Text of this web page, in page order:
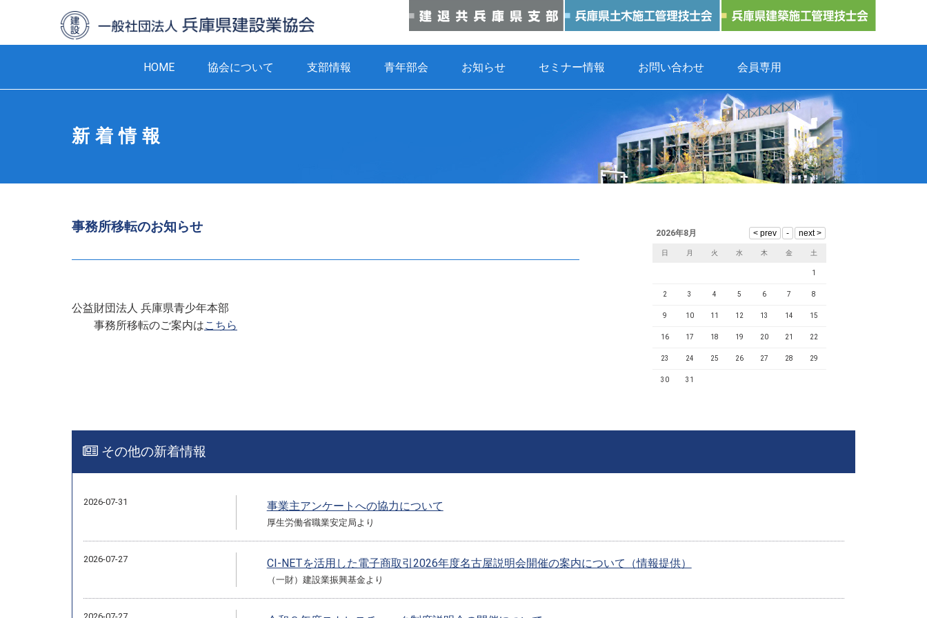
HOME 協会について 支部情報 青年部会 お知らせ セミナー情報 お問い合わせ 会員専用
新着情報
事務所移転のお知らせ
公益財団法人 兵庫県青少年本部
事務所移転のご案内はこちら
2026年8月
日 月 火 水 木 金 土
1
2 3 4 5 6 7 8
9 10 11 12 13 14 15
16 17 18 19 20 21 22
23 24 25 26 27 28 29
30 31
その他の新着情報
2026-07-31 事業主アンケートへの協力について
厚生労働省職業安定局より
2026-07-27 CI-NETを活用した電子商取引2026年度名古屋説明会開催の案内について（情報提供）
（一財）建設業振興基金より